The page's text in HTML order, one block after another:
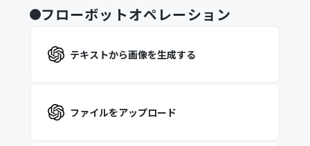
フローボットオペレーション
テキストから画像を生成する
ファイルをアップロード